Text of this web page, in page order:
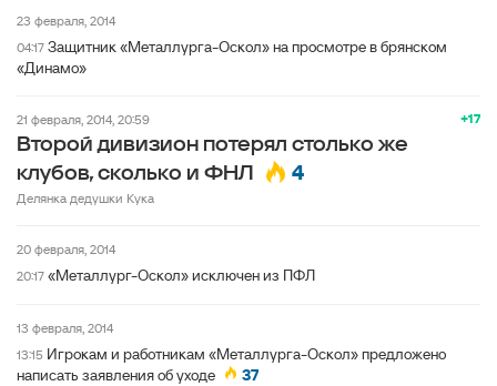
23 февраля, 2014
04:17 Защитник «Металлурга-Оскол» на просмотре в брянском
«Динамо»
+17
21 февраля, 2014, 20:59
Второй дивизион потерял столько же
клубов, сколько и ФНЛ
4
Делянка дедушки Кука
20 февраля, 2014
20:17 «Металлург-Оскол» исключен из ПФЛ
13 февраля, 2014
13:15 Игрокам и работникам «Металлурга-Оскол» предложено
написать заявления об уходе
37